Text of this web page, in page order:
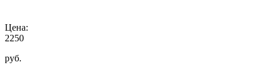
Цена:
2250
руб.